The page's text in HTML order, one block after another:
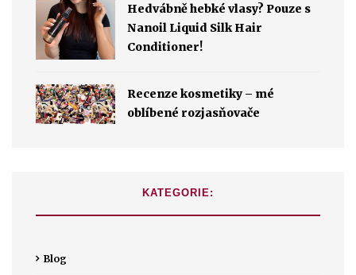
Hedvábně hebké vlasy? Pouze s
Nanoil Liquid Silk Hair
Conditioner!
Recenze kosmetiky – mé
oblíbené rozjasňovače
KATEGORIE:
Blog